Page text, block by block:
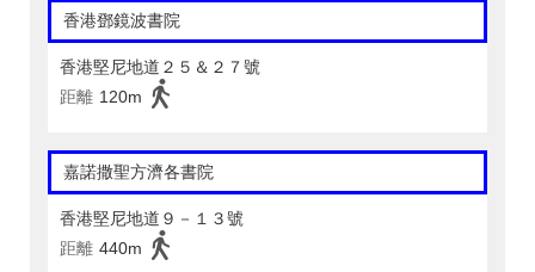
香港鄧鏡波書院
香港堅尼地道２５＆２７號
距離 120m
嘉諾撒聖方濟各書院
香港堅尼地道９－１３號
距離 440m